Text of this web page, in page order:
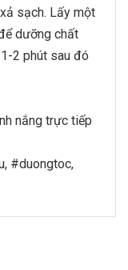
sạch. Lấy một
dưỡng chất
2 phút sau đó
nắng trực tiếp
#duongtoc,